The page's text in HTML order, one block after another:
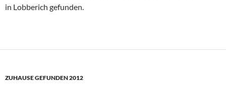
in Lobberich gefunden.
ZUHAUSE GEFUNDEN 2012